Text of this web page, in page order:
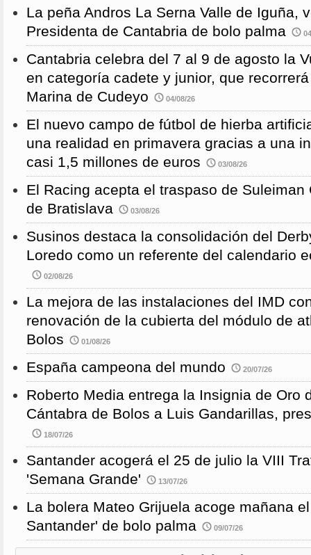
La peña Andros La Serna Valle de Iguña,
Presidenta de Cantabria de bolo palma
Cantabria celebra del 7 al 9 de agosto la
en categoría cadete y junior, que
Marina de Cudeyo
04/08/26
El nuevo campo de fútbol de hierba
una realidad en primavera gracias a una
casi 1,5 millones de euros
03/08/26
El Racing acepta el traspaso de Suleiman
de Bratislava
03/08/26
Susinos destaca la consolidación del
Loredo como un referente del calendario
02/08/26
La mejora de las instalaciones del IMD
renovación de la cubierta del módulo de
Bolos
01/08/26
España campeona del mundo 20/07/26
Roberto Media entrega la Insignia de Oro
Cántabra de Bolos a Luis Gandarillas,
18/07/26
Santander acogerá el 25 de julio la VIII
'Semana Grande'
13/07/26
La bolera Mateo Grijuela acoge mañana
Santander' de bolo palma
09/07/26